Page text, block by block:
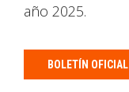
año 2025.
BOLETÍN OFICIAL